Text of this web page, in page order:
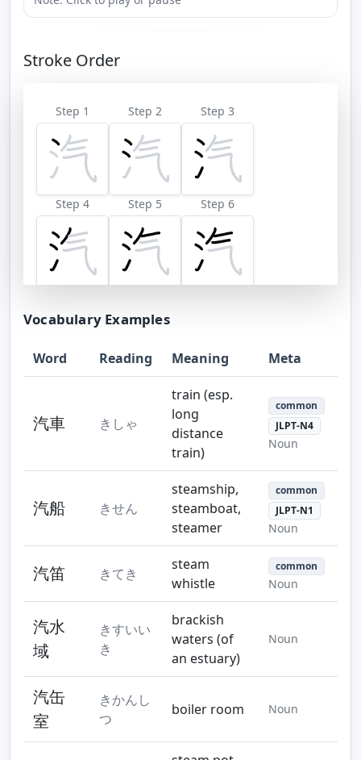
Stroke Order
Step 1 Step 2 Step 3
Step 4 Step 5 Step 6
Vocabulary Examples
Word Reading Meaning Meta
汽車 きしゃ
train (esp.
long
distance
train)
common
JLPT-N4
Noun
汽船 きせん
steamship,
steamboat,
steamer
common
JLPT-N1
Noun
汽笛 きてき
steam
whistle
common
Noun
汽水
域
きすいい
き
brackish
waters (of
an estuary)
Noun
汽缶
室
きかんし
つ
boiler room Noun